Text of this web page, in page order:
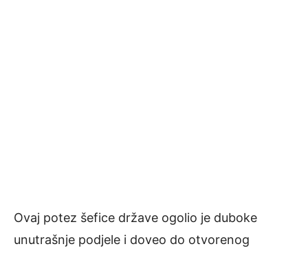
Ovaj potez šefice države ogolio je duboke
unutrašnje podjele i doveo do otvorenog